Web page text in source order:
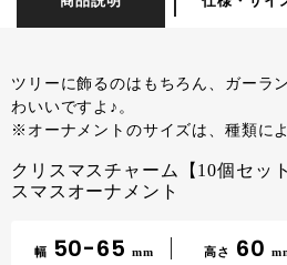
ツリーに飾るのはもちろん、ガーラ
わいいですよ♪。
※オーナメントのサイズは、種類に
クリスマスチャーム【10個セッ
スマスオーナメント
幅 50-65 mm 高さ 60